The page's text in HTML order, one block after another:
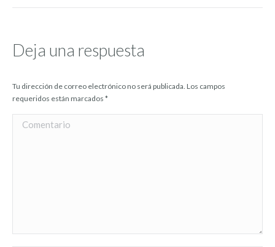
Deja una respuesta
Tu dirección de correo electrónico no será publicada. Los campos
requeridos están marcados *
Comentario